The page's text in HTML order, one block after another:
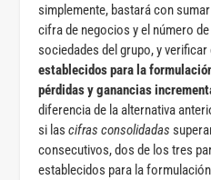
simplemente, bastará con
cifra de negocios y el número
sociedades del grupo, y
establecidos para la
pérdidas y ganancias
diferencia de la alternativa
si lascifras consolidadas
consecutivos, dos de los tres
establecidos para la